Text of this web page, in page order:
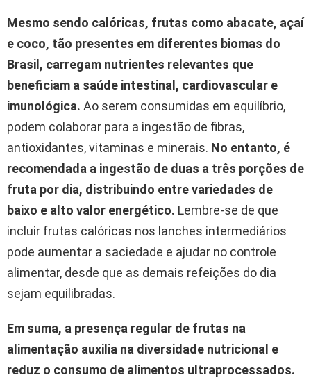
Mesmo sendo calóricas, frutas como abacate, açaí
e coco, tão presentes em diferentes biomas do
Brasil, carregam nutrientes relevantes que
beneficiam a saúde intestinal, cardiovascular e
imunológica. Ao serem consumidas em equilíbrio,
podem colaborar para a ingestão de fibras,
antioxidantes, vitaminas e minerais. No entanto, é
recomendada a ingestão de duas a três porções de
fruta por dia, distribuindo entre variedades de
baixo e alto valor energético. Lembre-se de que
incluir frutas calóricas nos lanches intermediários
pode aumentar a saciedade e ajudar no controle
alimentar, desde que as demais refeições do dia
sejam equilibradas.
Em suma, a presença regular de frutas na
alimentação auxilia na diversidade nutricional e
reduz o consumo de alimentos ultraprocessados.